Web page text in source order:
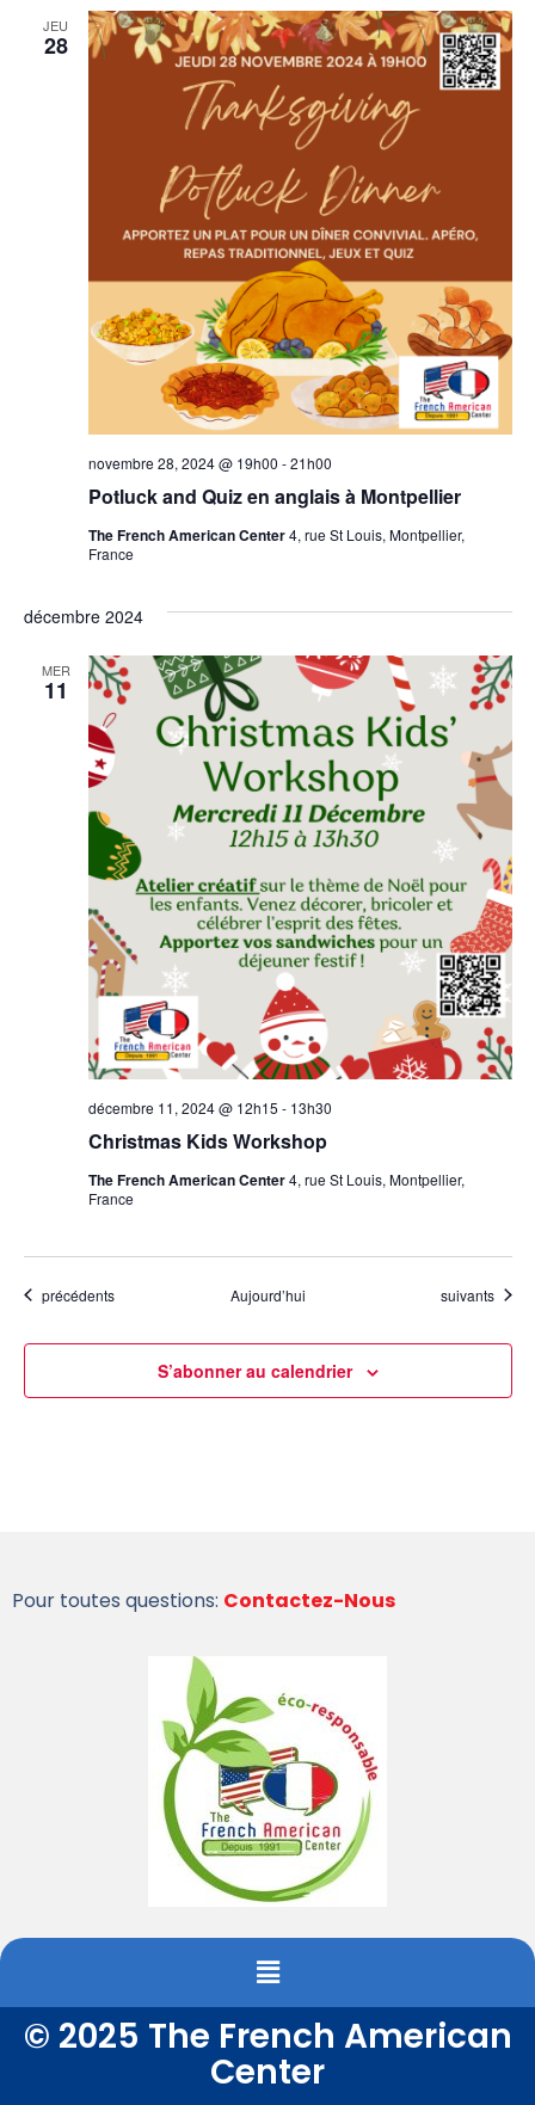
JEU
28
Potluck and Quiz en anglais à Montpellier
novembre 28, 2024 @ 19h00 -21h00
The French American Center4, rue St Louis, Montpellier,
France
décembre 2024
MER
11
Christmas Kids Workshop
décembre 11, 2024 @ 12h15 - 13h30
The French American Center4, rue St Louis, Montpellier,
France
Évènements
précédents Aujourd’hui Évènements
suivants
S’abonner au calendrier
Pour toutes questions: Contactez-Nous
© 2025 The French American
Center